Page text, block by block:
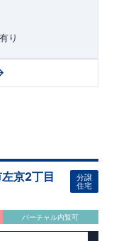
り
歩7分
をプラス！
京2丁目
分譲
住宅
バーチャル内覧可